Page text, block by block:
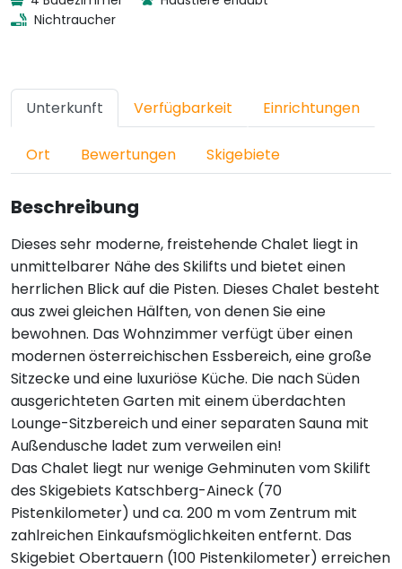
Nichtraucher
Unterkunft Verfügbarkeit Einrichtungen
Ort Bewertungen Skigebiete
Beschreibung
Dieses sehr moderne, freistehende Chalet liegt in
unmittelbarer Nähe des Skilifts und bietet einen
herrlichen Blick auf die Pisten. Dieses Chalet besteht
aus zwei gleichen Hälften, von denen Sie eine
bewohnen. Das Wohnzimmer verfügt über einen
modernen österreichischen Essbereich, eine große
Sitzecke und eine luxuriöse Küche. Die nach Süden
ausgerichteten Garten mit einem überdachten
Lounge-Sitzbereich und einer separaten Sauna mit
Außendusche ladet zum verweilen ein!
Das Chalet liegt nur wenige Gehminuten vom Skilift
des Skigebiets Katschberg-Aineck (70
Pistenkilometer) und ca. 200 m vom Zentrum mit
zahlreichen Einkaufsmöglichkeiten entfernt. Das
Skigebiet Obertauern (100 Pistenkilometer) erreichen